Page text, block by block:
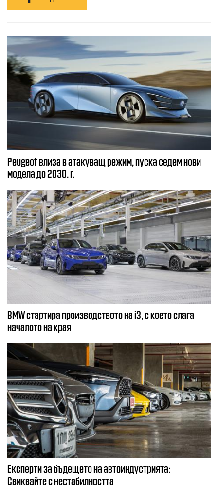
Peugeot влиза в атакуващ режим, пуска седем нови
модела до 2030. г.
BMW стартира производството на i3, с което слага
началото на края
Експерти за бъдещето на автоиндустрията:
Свиквайте с нестабилността